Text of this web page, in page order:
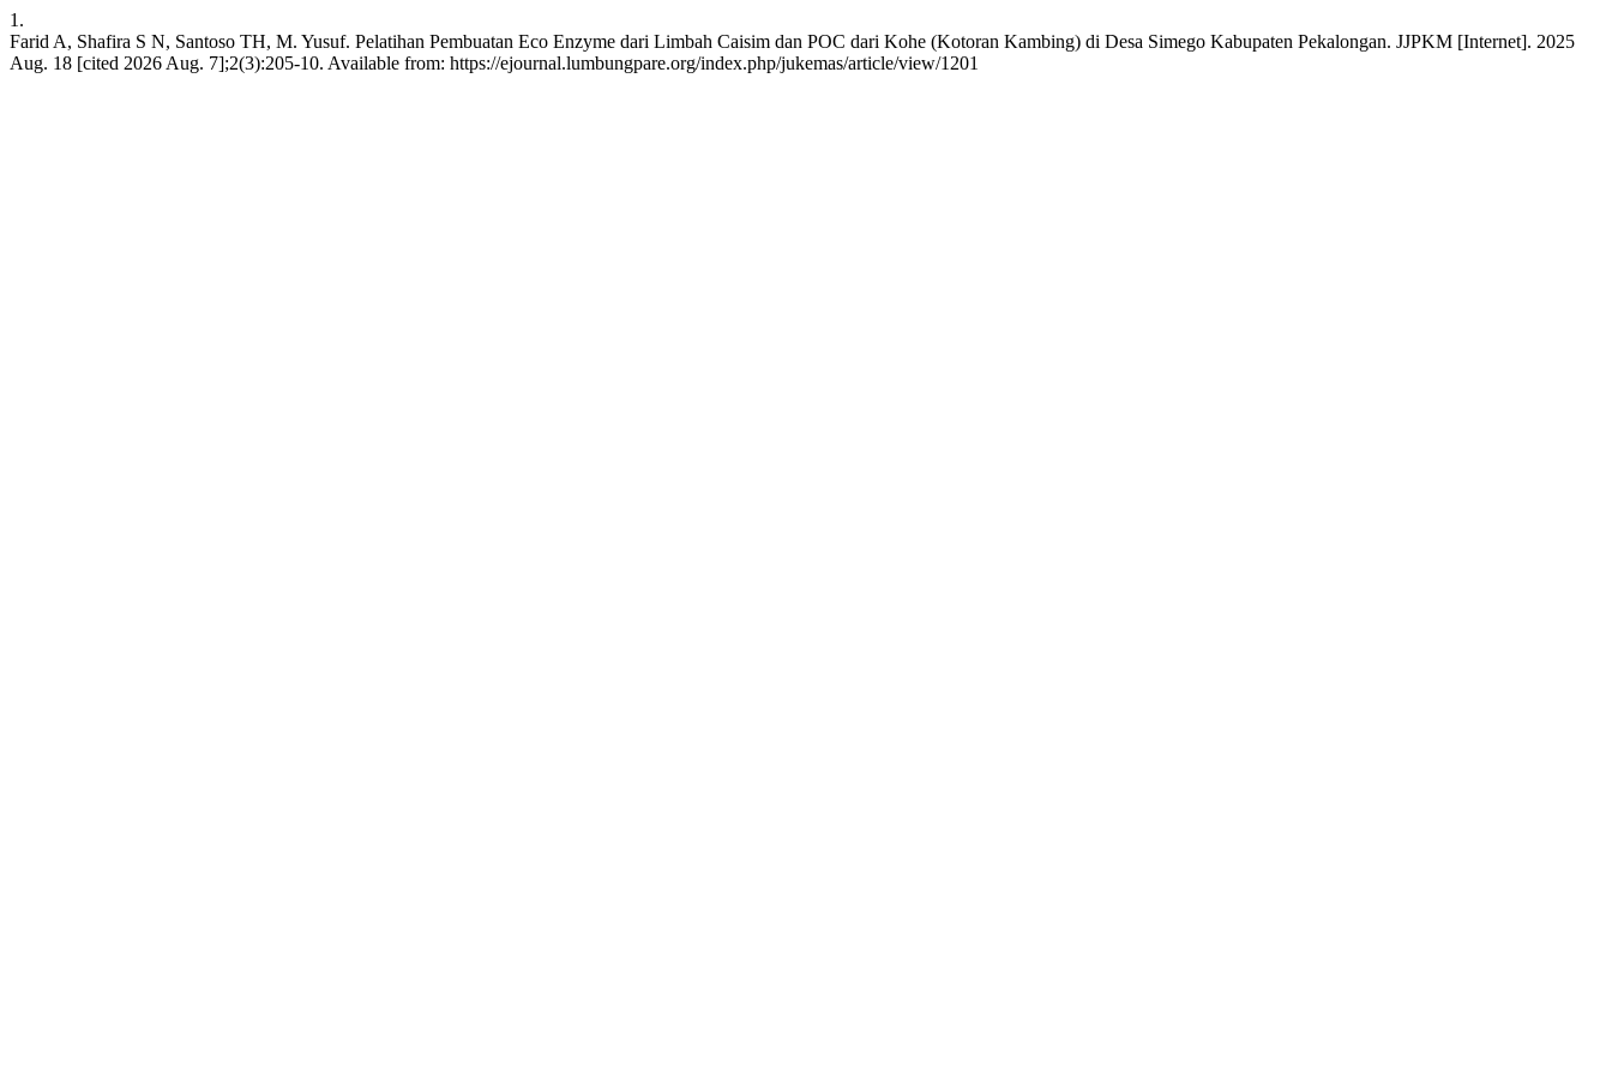
1.
Farid A, Shafira S N, Santoso TH, M. Yusuf. Pelatihan Pembuatan Eco Enzyme dari Limbah Caisim dan POC dari Kohe (Kotoran Kambing) di Desa Simego Kabupaten Pekalongan. JJPKM [Internet]. 2025
Aug. 18 [cited 2026 Aug. 7];2(3):205-10. Available from: https://ejournal.lumbungpare.org/index.php/jukemas/article/view/1201